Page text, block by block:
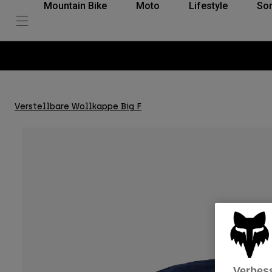
Mountain Bike Moto Lifestyle
Verstellbare Wollkappe Big F